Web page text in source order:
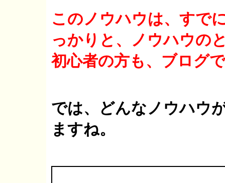
このノウハウは、すで
っかりと、ノウハウの
初心者の方も、ブログ
では、どんなノウハウ
ますね。